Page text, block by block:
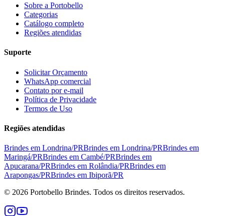
Sobre a Portobello
Categorias
Catálogo completo
Regiões atendidas
Suporte
Solicitar Orçamento
WhatsApp comercial
Contato por e-mail
Política de Privacidade
Termos de Uso
Regiões atendidas
Brindes em Londrina/PRBrindes em Londrina/PRBrindes em
Maringá/PRBrindes em Cambé/PRBrindes em
Apucarana/PRBrindes em Rolândia/PRBrindes em
Arapongas/PRBrindes em Ibiporã/PR
© 2026 Portobello Brindes. Todos os direitos reservados.